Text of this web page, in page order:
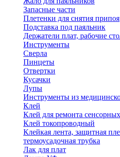
Запасные части
Плетенки для снятия припоя
Подставка под паяльник
Держатели плат, рабочие
Инструменты
Сверла
Пинцеты
Отвертки
Кусачки
Лупы
Инструменты из
Клей
Клей для ремонта
Клей токопроводный
Клейкая лента, защитная
термоусадочная трубка
Лак для плат